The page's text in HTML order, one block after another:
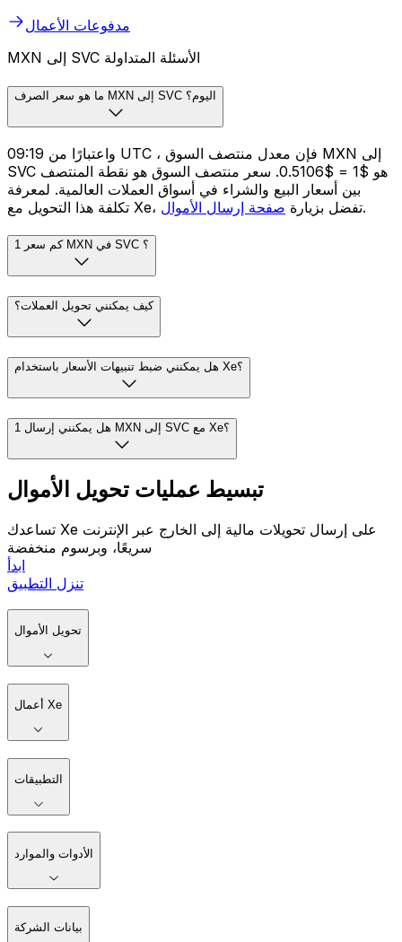
مدفوعات الأعمال
MXN إلى SVC الأسئلة المتداولة
ما هو سعر الصرف MXN إلى SVC اليوم؟
واعتبارًا من 09:19 UTC ، فإن معدل منتصف السوق MXN إلى
SVC هو $1 = $0.5106. سعر منتصف السوق هو نقطة المنتصف
بين أسعار البيع والشراء في أسواق العملات العالمية. لمعرفة
تكلفة هذا التحويل مع Xe، تفضل بزيارة صفحة إرسال الأموال .
كم سعر 1 MXN في SVC ؟
كيف يمكنني تحويل العملات؟
هل يمكنني ضبط تنبيهات الأسعار باستخدام Xe؟
هل يمكنني إرسال 1 MXN إلى SVC مع Xe؟
تبسيط عمليات تحويل الأموال
تساعدك Xe على إرسال تحويلات مالية إلى الخارج عبر الإنترنت
سريعًا، وبرسوم منخفضة
ابدأ
تنزل التطبيق
تحويل الأموال
أعمال Xe
التطبيقات
الأدوات والموارد
بيانات الشركة